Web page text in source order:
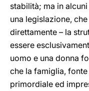
stabilità; ma in
una legislazione,
direttamente – la
essere
uomo e una donna
che la famiglia,
primordiale ed